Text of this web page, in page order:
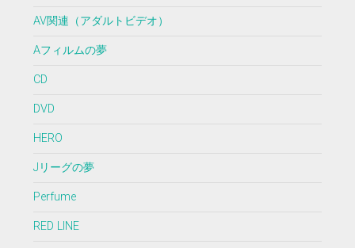
AV関連（アダルトビデオ）
Aフィルムの夢
CD
DVD
HERO
Jリーグの夢
Perfume
RED LINE